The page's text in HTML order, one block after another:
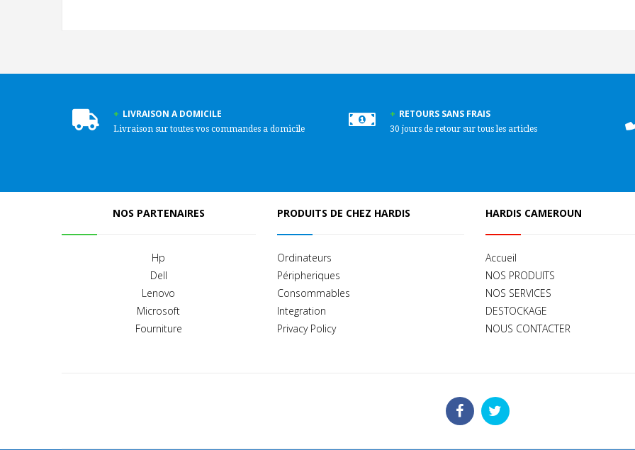
LIVRAISON A DOMICILE
Livraison sur toutes vos commandes a domicile
RETOURS SANS FRAIS
30 jours de retour sur tous les articles
NOS PARTENAIRES
Hp
Dell
Lenovo
Microsoft
Fourniture
PRODUITS DE CHEZ HARDIS
Ordinateurs
Péripheriques
Consommables
Integration
Privacy Policy
HARDIS CAMEROUN
Accueil
NOS PRODUITS
NOS SERVICES
DESTOCKAGE
NOUS CONTACTER